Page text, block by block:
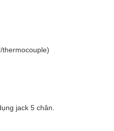
thermocouple)
jack 5 chân.